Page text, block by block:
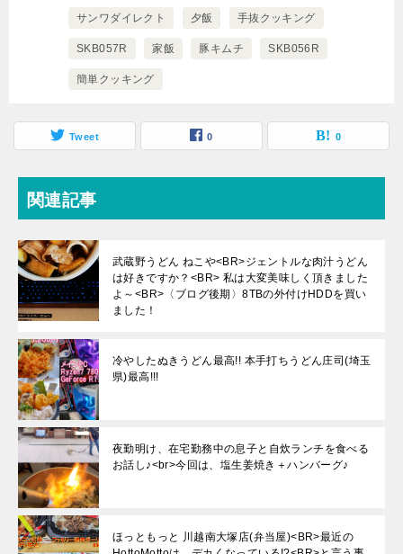
サンワダイレクト 夕飯 手抜クッキング
SKB057R 家飯 豚キムチ SKB056R
簡単クッキング
Tweet 0 0
関連記事
武蔵野うどん ねこや<BR>ジェントルな肉汁うどん
は好きですか？<BR> 私は大変美味しく頂きました
よ～<BR>〈ブログ後期〉8TBの外付けHDDを買い
ました！
冷やしたぬきうどん最高!! 本手打ちうどん庄司(埼玉
県)最高!!!
夜勤明け、在宅勤務中の息子と自炊ランチを食べる
お話し♪<br>今回は、塩生姜焼き＋ハンバーグ♪
ほっともっと 川越南大塚店(弁当屋)<BR>最近の